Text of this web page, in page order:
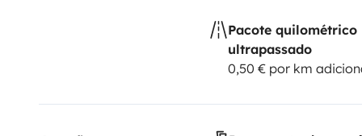
Pacote quilométrico
ultrapassado
0,50 € por km